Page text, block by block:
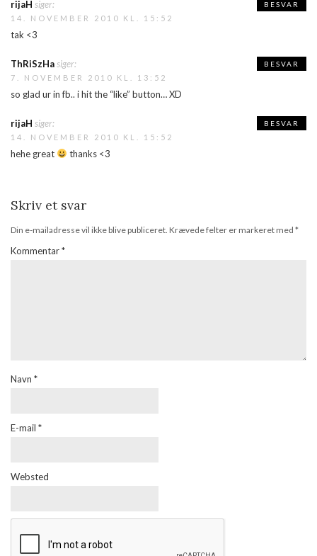
rijaH siger:
14. NOVEMBER 2010 KL. 15:52
tak <3
BESVAR
ThRiSzHasiger:
7. NOVEMBER 2010 KL. 13:52
so glad ur in fb.. i hit the “like” button… XD
BESVAR
rijaH siger:
14. NOVEMBER 2010 KL. 15:52
hehe great thanks <3
BESVAR
Skriv et svar
Din e-mailadresse vil ikke blive publiceret. Krævede felter er markeret med *
Kommentar*
Navn *
E-mail *
Websted